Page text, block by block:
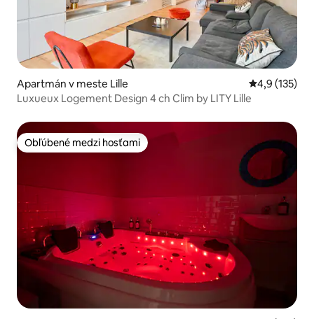
Apartmán v meste Lille Priemerné
4,9 (135)
Luxueux Logement Design 4 ch Clim by LITY Lille
Obľúbené medzi hosťami
Obľúbené medzi hosťami